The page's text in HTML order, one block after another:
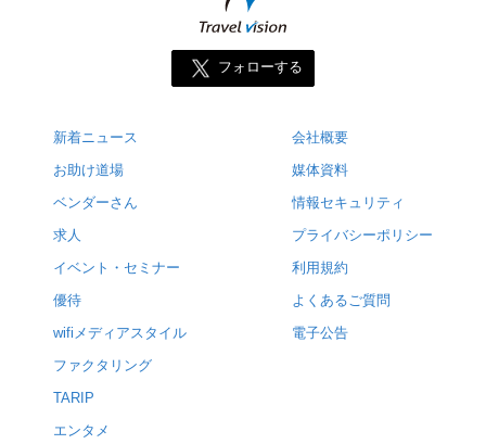
フォローする
新着ニュース
お助け道場
ベンダーさん
求人
イベント・セミナー
優待
wifiメディアスタイル
ファクタリング
TARIP
エンタメ
会社概要
媒体資料
情報セキュリティ
プライバシーポリシー
利用規約
よくあるご質問
電子公告